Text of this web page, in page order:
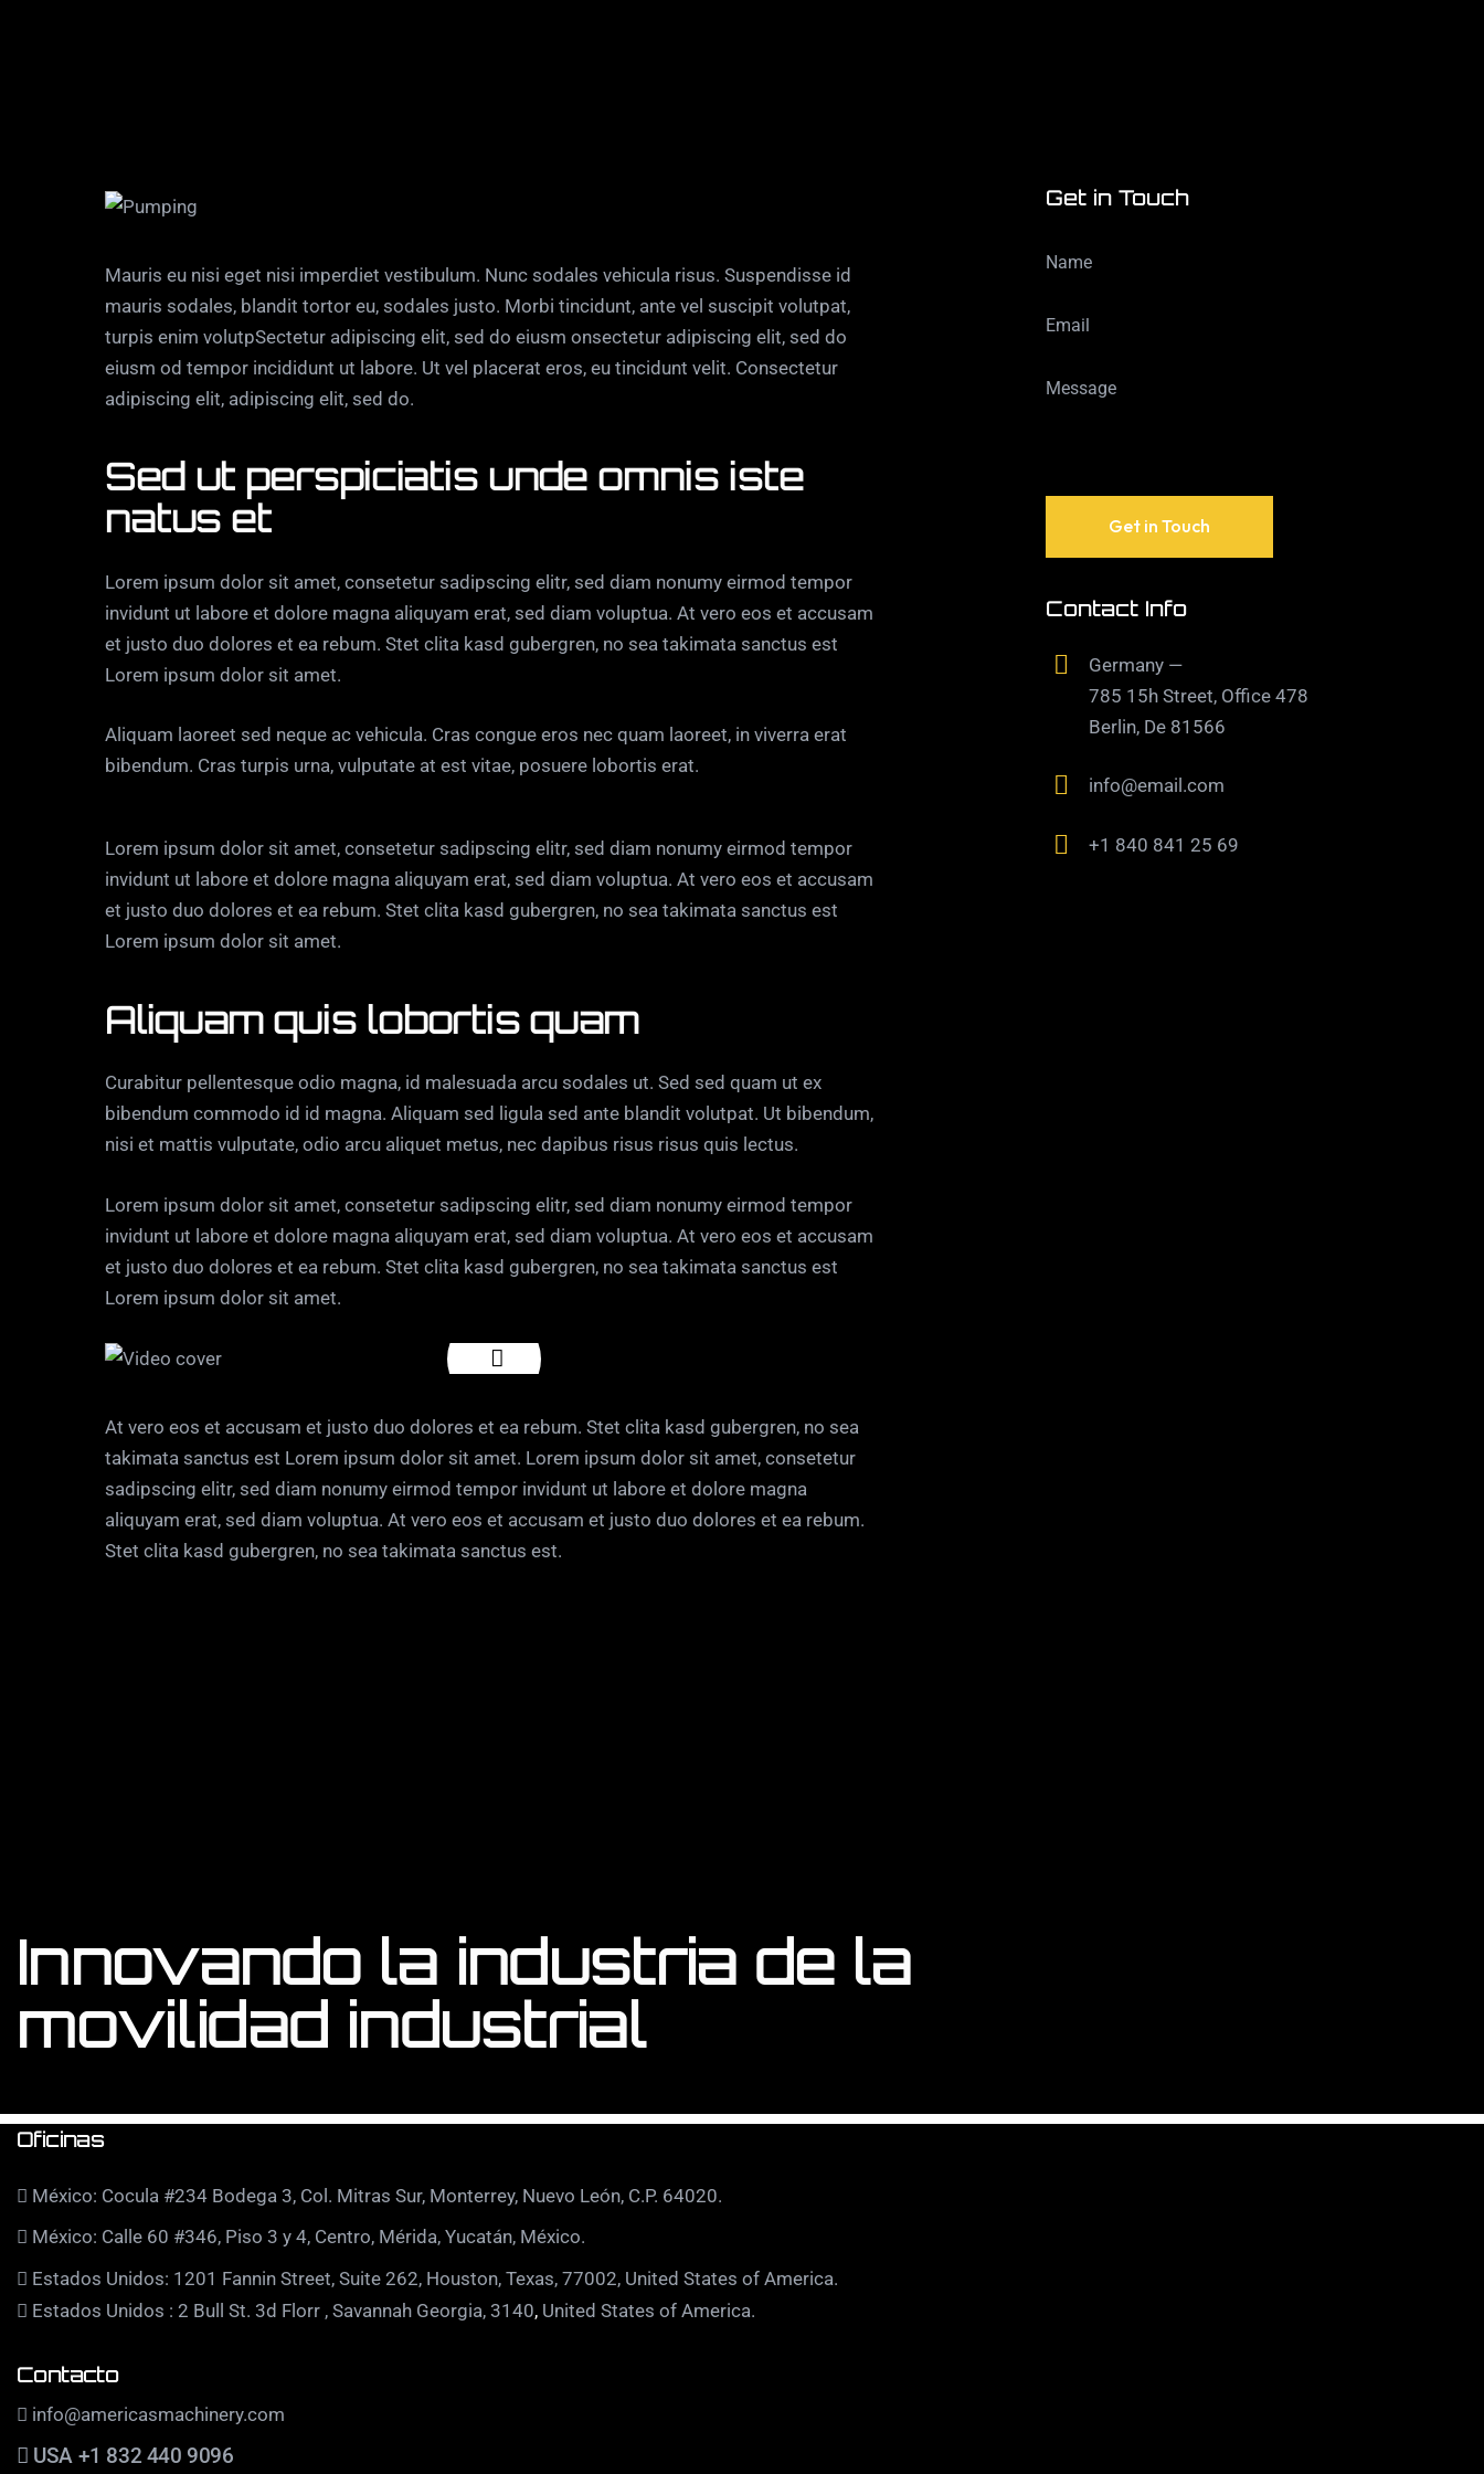
Mauris eu nisi eget nisi imperdiet vestibulum. Nunc sodales vehicula risus. Suspendisse id
mauris sodales, blandit tortor eu, sodales justo. Morbi tincidunt, ante vel suscipit volutpat,
turpis enim volutpSectetur adipiscing elit, sed do eiusm onsectetur adipiscing elit, sed do
eiusm od tempor incididunt ut labore. Ut vel placerat eros, eu tincidunt velit. Consectetur
adipiscing elit, adipiscing elit, sed do.
Sed ut perspiciatis unde omnis iste
natus et
Lorem ipsum dolor sit amet, consetetur sadipscing elitr, sed diam nonumy eirmod tempor
invidunt ut labore et dolore magna aliquyam erat, sed diam voluptua. At vero eos et accusam
et justo duo dolores et ea rebum. Stet clita kasd gubergren, no sea takimata sanctus est
Lorem ipsum dolor sit amet.
Aliquam laoreet sed neque ac vehicula. Cras congue eros nec quam laoreet, in viverra erat
bibendum. Cras turpis urna, vulputate at est vitae, posuere lobortis erat.
Lorem ipsum dolor sit amet, consetetur sadipscing elitr, sed diam nonumy eirmod tempor
invidunt ut labore et dolore magna aliquyam erat, sed diam voluptua. At vero eos et accusam
et justo duo dolores et ea rebum. Stet clita kasd gubergren, no sea takimata sanctus est
Lorem ipsum dolor sit amet.
Aliquam quis lobortis quam
Curabitur pellentesque odio magna, id malesuada arcu sodales ut. Sed sed quam ut ex
bibendum commodo id id magna. Aliquam sed ligula sed ante blandit volutpat. Ut bibendum,
nisi et mattis vulputate, odio arcu aliquet metus, nec dapibus risus risus quis lectus.
Lorem ipsum dolor sit amet, consetetur sadipscing elitr, sed diam nonumy eirmod tempor
invidunt ut labore et dolore magna aliquyam erat, sed diam voluptua. At vero eos et accusam
et justo duo dolores et ea rebum. Stet clita kasd gubergren, no sea takimata sanctus est
Lorem ipsum dolor sit amet.
At vero eos et accusam et justo duo dolores et ea rebum. Stet clita kasd gubergren, no sea
takimata sanctus est Lorem ipsum dolor sit amet. Lorem ipsum dolor sit amet, consetetur
sadipscing elitr, sed diam nonumy eirmod tempor invidunt ut labore et dolore magna
aliquyam erat, sed diam voluptua. At vero eos et accusam et justo duo dolores et ea rebum.
Stet clita kasd gubergren, no sea takimata sanctus est.
Get in Touch
Contact Info
Germany —
785 15h Street, Office 478
Berlin, De 81566
info@email.com
+1 840 841 25 69
Innovando la industria de la
movilidad industrial
Oficinas
México: Cocula #234 Bodega 3, Col. Mitras Sur, Monterrey, Nuevo León, C.P. 64020.
México: Calle 60 #346, Piso 3 y 4, Centro, Mérida, Yucatán, México.
Estados Unidos: 1201 Fannin Street, Suite 262, Houston, Texas, 77002, United States of America.
Estados Unidos : 2 Bull St. 3d Florr , Savannah Georgia, 3140, United States of America.
Contacto
info@americasmachinery.com
USA +1 832 440 9096